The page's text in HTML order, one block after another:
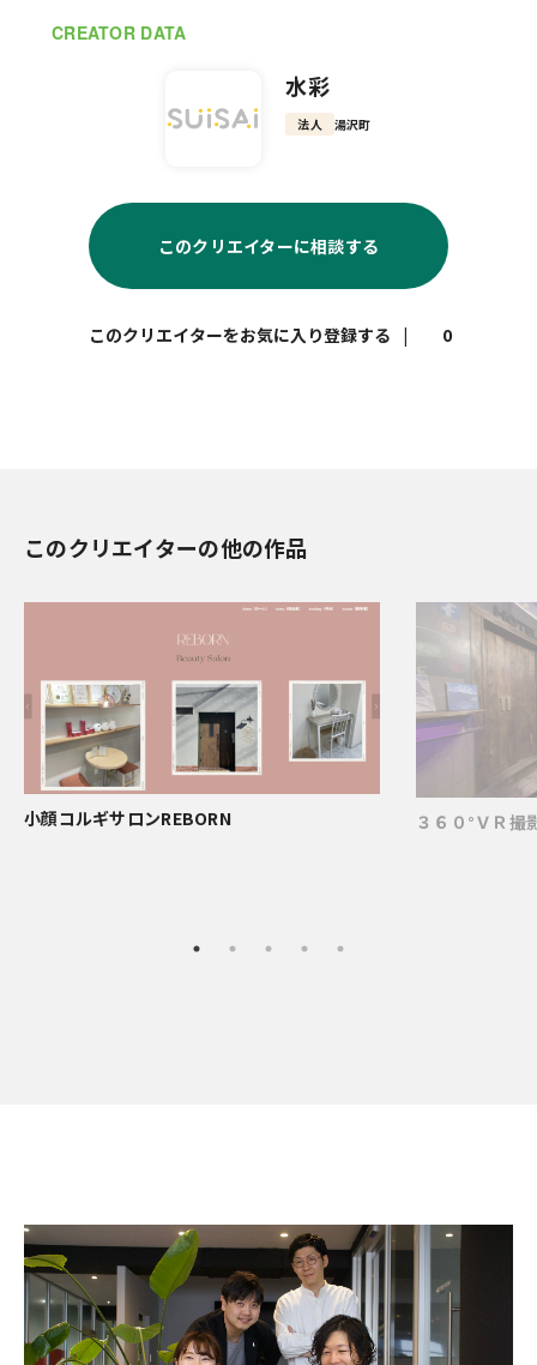
CREATOR DATA
水彩
法人 湯沢町
このクリエイターに相談する
| 0
このクリエイターの他の作品
小顔コルギサロンREBORN ３６０°ＶＲ撮